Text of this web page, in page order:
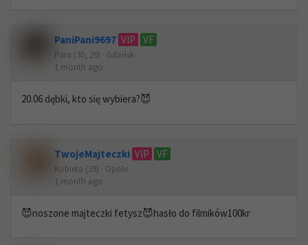
PaniPani9697 VIP VF
Para (30, 29) · Gdańsk
1 month ago
20.06 dębki, kto się wybiera?😈
TwojeMajteczki VIP VF
Kobieta (39) · Opole
1 month ago
😈noszone majteczki fetysz😈hasło do filmików100kr